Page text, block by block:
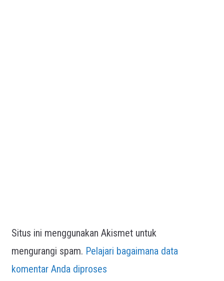
Situs ini menggunakan Akismet untuk
mengurangi spam. Pelajari bagaimana data
komentar Anda diproses